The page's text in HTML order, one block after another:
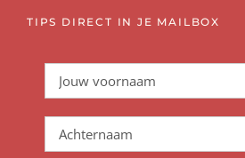
TIPS DIRECT IN JE MAILBOX